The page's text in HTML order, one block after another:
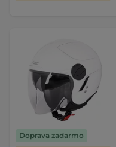
Doprava zadarmo